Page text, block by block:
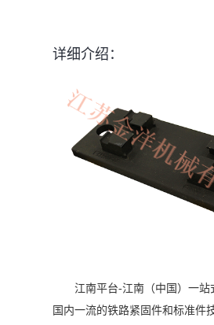
详细介绍：
江南平台-江南（中国）一站
国内一流的铁路紧固件和标准件